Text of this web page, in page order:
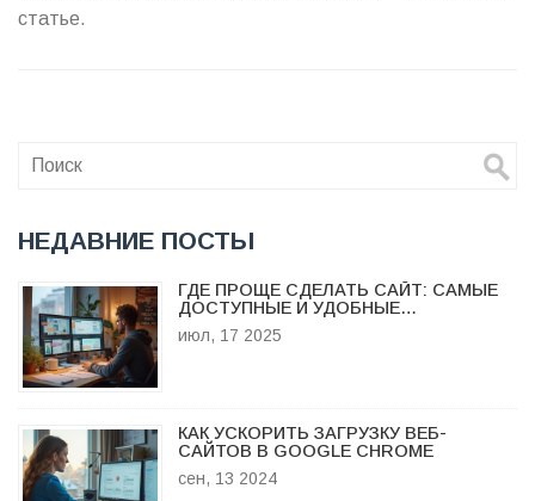
статье.
НЕДАВНИЕ ПОСТЫ
ГДЕ ПРОЩЕ СДЕЛАТЬ САЙТ: САМЫЕ
ДОСТУПНЫЕ И УДОБНЫЕ
ПЛАТФОРМЫ
июл, 17 2025
КАК УСКОРИТЬ ЗАГРУЗКУ ВЕБ-
САЙТОВ В GOOGLE CHROME
сен, 13 2024